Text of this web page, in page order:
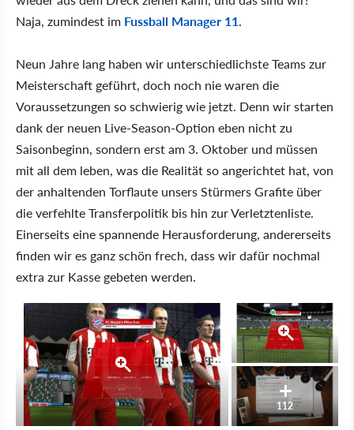
Naja, zumindest im Fussball Manager 11.
Neun Jahre lang haben wir unterschiedlichste Teams zur
Meisterschaft geführt, doch noch nie waren die
Voraussetzungen so schwierig wie jetzt. Denn wir starten
dank der neuen Live-Season-Option eben nicht zu
Saisonbeginn, sondern erst am 3. Oktober und müssen
mit all dem leben, was die Realität so angerichtet hat, von
der anhaltenden Torflaute unsers Stürmers Grafite über
die verfehlte Transferpolitik bis hin zur Verletztenliste.
Einerseits eine spannende Herausforderung, andererseits
finden wir es ganz schön frech, dass wir dafür nochmal
extra zur Kasse gebeten werden.
112